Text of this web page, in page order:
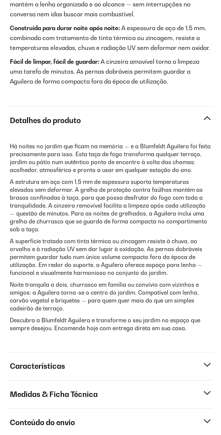
mantém a lenha organizada e ao alcance — sem interrupções na
conversa nem idas buscar mais combustível.
Construída para durar noite após noite: A espessura de aço de 1,5 mm,
combinada com tratamento de tinta térmica ou zincagem, resiste a
temperaturas elevadas, chuva e radiação UV sem deformar nem oxidar.
Fácil de limpar, fácil de guardar: A cinzeira amovível torna a limpeza
uma tarefa de minutos. As pernas dobráveis permitem guardar a
Aguilera de forma compacta fora da época de utilização.
Detalhes do produto
Há noites no jardim que ficam na memória — e a Blumfeldt Aguilera foi feita
precisamente para isso. Esta taça de fogo transforma qualquer terraço,
jardim ou pátio num autêntico ponto de encontro à volta das chamas:
acolhedor, atmosférico e pronto a usar em qualquer estação do ano.
A estrutura em aço com 1,5 mm de espessura suporta temperaturas
elevadas sem deformar. A grelha de proteção contra faúlhas mantém as
brasas confinadas à taça, para que possa desfrutar do fogo com toda a
tranquilidade. A cinzeira removível facilita a limpeza após cada utilização
— questão de minutos. Para as noites de grelhados, a Aguilera inclui uma
grelha de churrasco que se guarda de forma compacta no compartimento
sob a taça.
A superfície tratada com tinta térmica ou zincagem resiste à chuva, ao
orvalho e à radiação UV sem dar lugar à oxidação. As pernas dobráveis
permitem guardar tudo num único volume compacto fora da época de
utilização. Em redor do suporte, a Aguilera oferece espaço para lenha —
funcional e visualmente harmonioso no conjunto do jardim.
Noite tranquila a dois, churrasco em família ou convívio com vizinhos e
amigos: a Aguilera torna-se o centro do jardim. Compatível com lenha,
carvão vegetal e briquetes — para quem quer mais do que um simples
cadeirão de terraço.
Descubra a Blumfeldt Aguilera e transforme o seu jardim no espaço que
sempre desejou. Encomende hoje com entrega direta em sua casa.
Características
Medidas & Ficha Técnica
Conteúdo do envio